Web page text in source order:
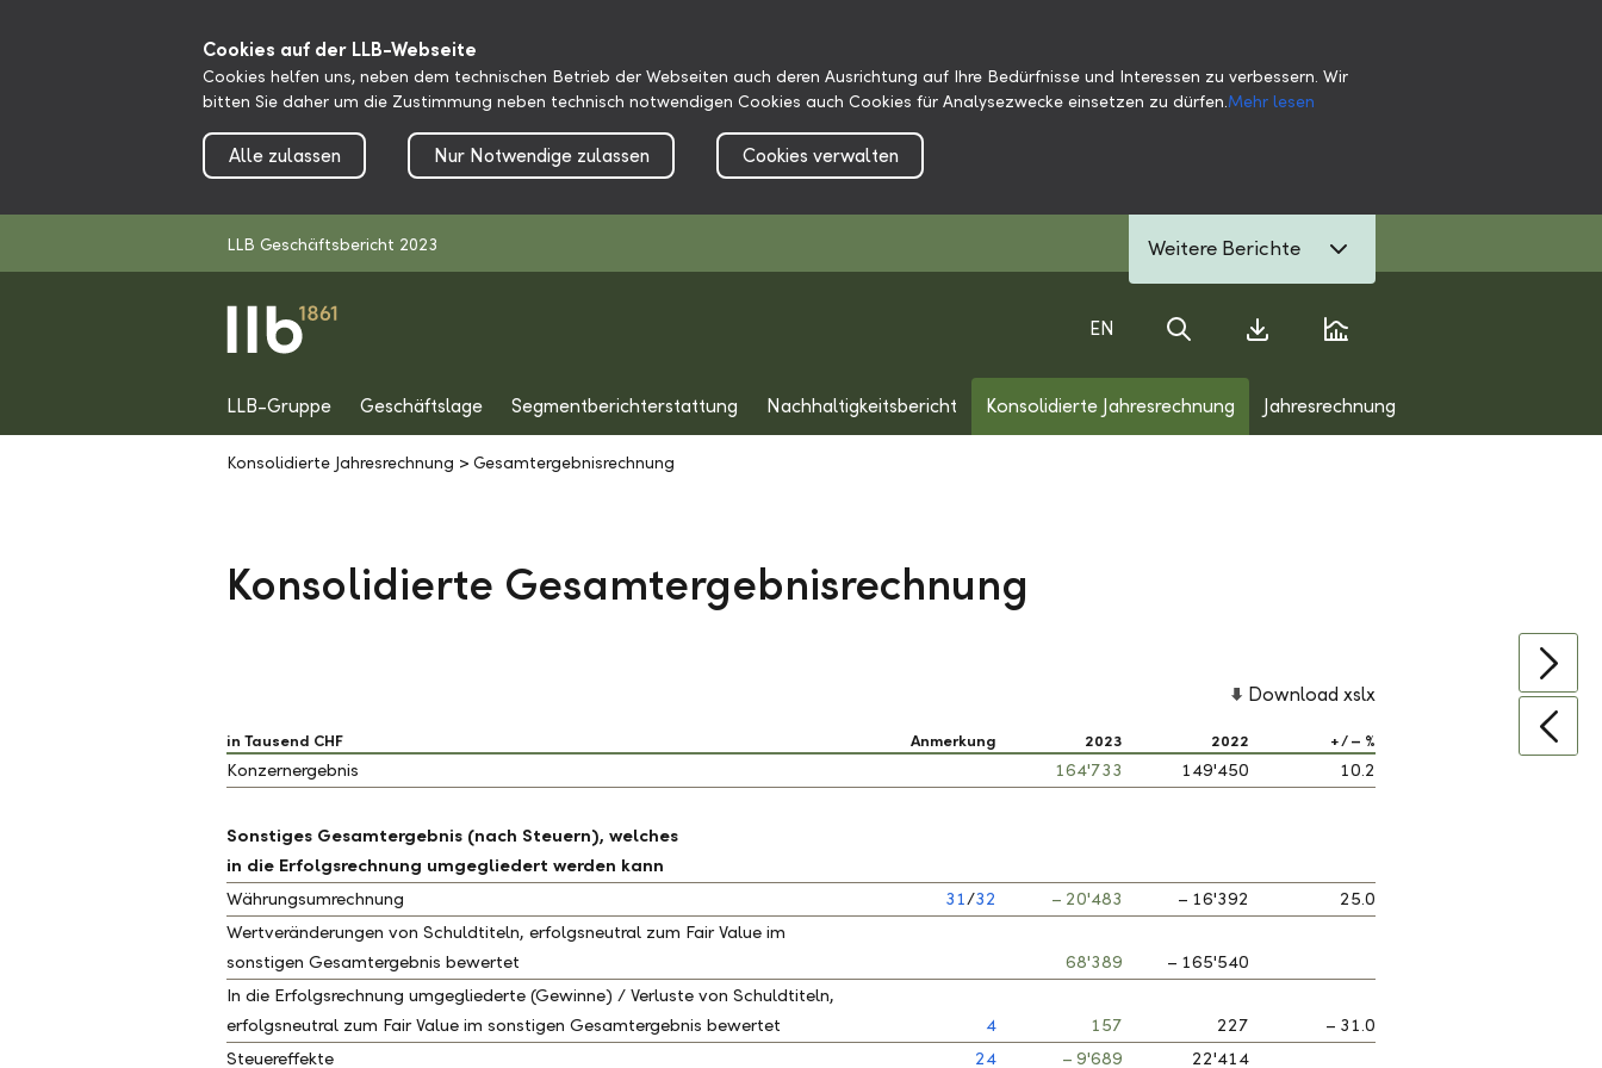
Cookies auf der LLB-Webseite
Cookies helfen uns, neben dem technischen Betrieb der Webseiten auch deren Ausrichtung auf Ihre Bedürfnisse und Interessen zu verbessern. Wir
bitten Sie daher um die Zustimmung neben technisch notwendigen Cookies auch Cookies für Analysezwecke einsetzen zu dürfen.Mehr lesen
Alle zulassen Nur Notwendige zulassen Cookies verwalten
LLB Geschäftsbericht 2023 Weitere Berichte
EN
LLB-Gruppe Geschäftslage Segmentberichterstattung Nachhaltigkeitsbericht Konsolidierte Jahresrechnung Jahresrechnung
Konsolidierte Jahresrechnung > Gesamtergebnisrechnung
Konsolidierte Gesamtergebnisrechnung
Download xslx
in Tausend CHF Anmerkung 2023 2022 + / – %
Konzernergebnis 164'733 149'450 10.2
Sonstiges Gesamtergebnis (nach Steuern), welches
in die Erfolgsrechnung umgegliedert werden kann
Währungsumrechnung
31/32 – 20'483 – 16'392
25.0
Wertveränderungen von Schuldtiteln, erfolgsneutral zum Fair Value im
sonstigen Gesamtergebnis bewertet
68'389
– 165'540
In die Erfolgsrechnung umgegliederte (Gewinne) / Verluste von Schuldtiteln,
erfolgsneutral zum Fair Value im sonstigen Gesamtergebnis bewertet
4 157 227
– 31.0
Steuereffekte
24 – 9'689 22'414